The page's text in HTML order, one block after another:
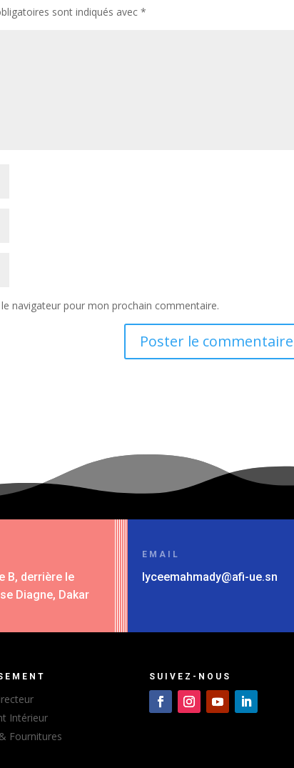
sont indiqués avec*
navigateur pour mon prochain commentaire.
B, derrière le
Diagne, Dakar
EMAIL
lyceemahmady@afi-ue.sn
Intérieur
Fournitures
SUIVEZ-NOUS